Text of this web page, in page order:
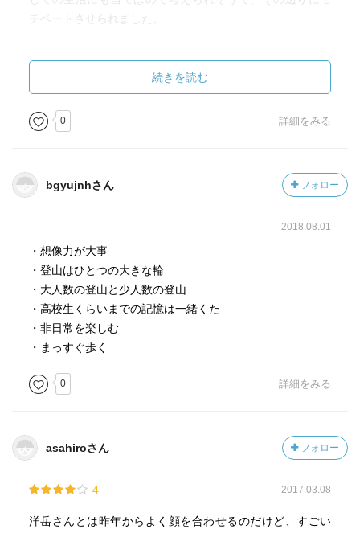
チベートさせられました。
の方はどんな方かは全然知りませんでしたし、8000m級の
山どころか日本の山々すらロクに知らないレベルです。そ
んな人でも何か活力が得られる内容でしたし、すごい部分
ばかりの羅列ではなく、ダメな部分やサイドストーリーな
と読めるので、またモチベーションが落ちた時に読んでみ
ようかとも思っています。
続きを読む
0 詳細をみる
bgyujnhさん フォロー
2018.08.01
・想像力が大事
・登山はひとつの大きな輪
・大人数の登山と少人数の登山
・高校生くらいまでの記憶は一緒くた
・非日常を楽しむ
・まっすぐ歩く
0 詳細をみる
asahiroさん フォロー
4 2017.03.08
洋岳さんとは昨年からよく顔を合わせるのだけど、すごい